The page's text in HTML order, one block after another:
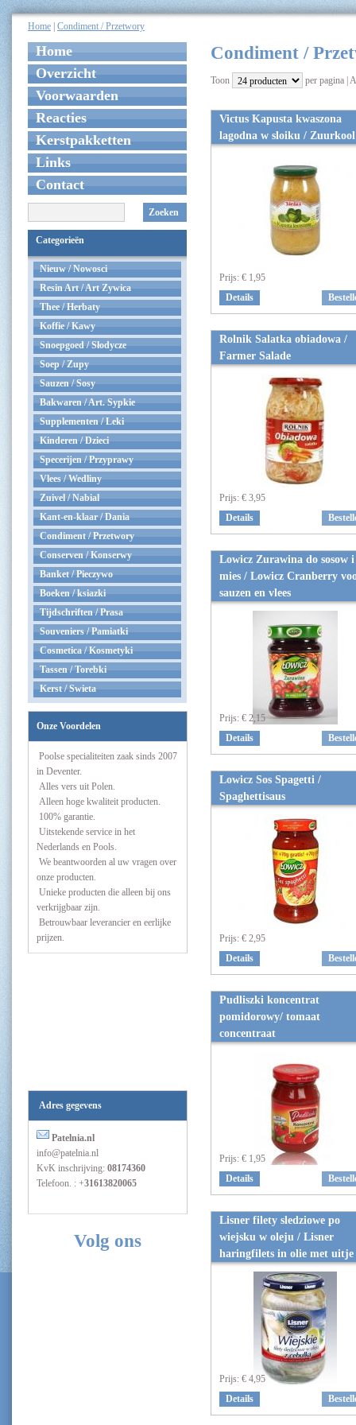
Home Condiment / Przetwory
Home
Overzicht
Voorwaarden
Reacties
Kerstpakketten
Links
Contact
Zoeken
Categorieën
Nieuw / Nowosci
Resin Art / Art Zywica
Thee / Herbaty
Koffie / Kawy
Snoepgoed / Słodycze
Soep / Zupy
Sauzen / Sosy
Bakwaren / Art. Sypkie
Supplementen / Leki
Kinderen / Dzieci
Specerijen / Przyprawy
Vlees / Wedliny
Zuivel / Nabial
Kant-en-klaar / Dania
Condiment / Przetwory
Conserven / Konserwy
Banket / Pieczywo
Boeken / ksiazki
Tijdschriften / Prasa
Souveniers / Pamiatki
Cosmetica / Kosmetyki
Tassen / Torebki
Kerst / Swieta
Onze Voordelen
Poolse specialiteiten zaak sinds 2007
in Deventer.
Alles vers uit Polen.
Alleen hoge kwaliteit producten.
100% garantie.
Uitstekende service in het
Nederlands en Pools.
We beantwoorden al uw vragen over
onze producten.
Unieke producten die alleen bij ons
verkrijgbaar zijn.
Betrouwbaar leverancier en eerlijke
prijzen.
Adres gegevens
Patelnia.nl
info@patelnia.nl
KvK inschrijving: 08174360
Telefoon. : +31613820065
Volg ons
Condiment /
Toon per pagina |
Victus Kapusta kwaszona
lagodna w sloiku / Zuurkool
Prijs: € 1,95
Details
Rolnik Salatka obiadowa /
Farmer Salade
Prijs: € 3,95
Details
Lowicz Zurawina do sosow i
mies / Lowicz Cranberry
sauzen en vlees
Prijs: € 2,15
Details
Lowicz Sos Spagetti /
Spaghettisaus
Prijs: € 2,95
Details
Pudliszki koncentrat
pomidorowy/ tomaat
concentraat
Prijs: € 1,95
Details
Lisner filety sledziowe po
wiejsku w oleju / Lisner
haringfilets in olie met uitje
Prijs: € 4,95
Details